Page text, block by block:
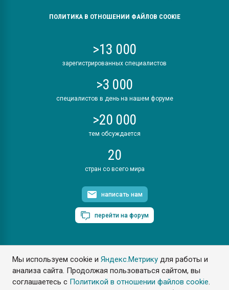
Мы используем cookie иЯндекс.Метрику для работы и
анализа сайта. Продолжая пользоваться сайтом, вы
соглашаетесь с Политикой в отношении файлов cookie.
ПОЛИТИКА В ОТНОШЕНИИ ФАЙЛОВ COOKIE
>13 000
зарегистрированных специалистов
>3 000
специалистов в день на нашем форуме
>20 000
тем обсуждается
20
стран со всего мира
написать нам
перейти на форум
ПластЭксперт © 2006. Все права защищены
Разрешается копирование материалов сайта с обязательной
ссылкой на www.e-plastic.ru